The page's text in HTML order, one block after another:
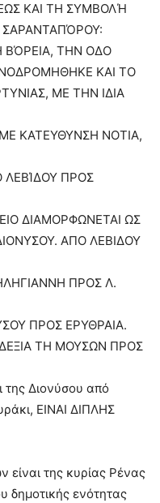
ΚΑΙ ΤΗ ΣΥΜΒΟΛΉ
ΣΑΡΑΝΤΑΠΌΡΟΥ:
ΤΗΝ ΟΔΟ
ΚΑΙ ΤΟ
ΜΕ ΤΗΝ ΙΔΙΑ
ΚΑΤΕΥΘΥΝΣΗ ΝΟΤΙΑ,
ΠΡΟΣ
ΔΙΑΜΟΡΦΩΝΕΤΑΙ ΩΣ
ΑΠΟ ΛΕΒΙΔΟΥ
ΠΡΟΣ Λ.
ΠΡΟΣ ΕΡΥΘΡΑΙΑ.
ΤΗ ΜΟΥΣΩΝ ΠΡΟΣ
της Διονύσου από
ΕΙΝΑΙ ΔΙΠΛΗΣ
της κυρίας Ρένας
δημοτικής ενότητας